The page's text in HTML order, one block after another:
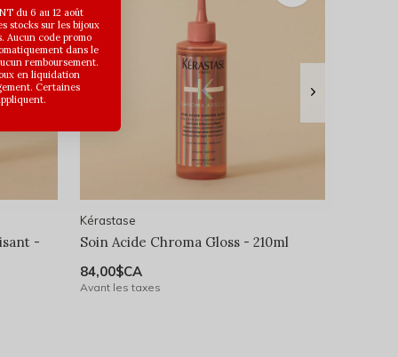
-
Kérastase
Soin Acide Chroma Gloss - 210ml
84,00$CA
Avant les taxes
du 6 au 12 août
stocks sur les bijoux
Aucun code promo
dans le
remboursement.
en liquidation
Certaines